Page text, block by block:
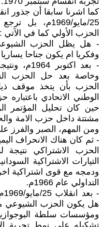
25/مايو/
الحزب الأولي كما في الآتي :
- هل يظل الحزب الشيوعي
وفكريا ام يكون جناحا
- بعد
وخاصة بعد حل الحزب
الحزب بأن يتخذ موقف
الوطني الاتحادي
حين كان تحليل المؤتمر
مشتتة داخل حزب الامة
ومن المهم، الصبر والفرز
- ثم كان هناك الانحراف
الحزب الاشتراكي
التيارات الاشتراكية
ودمجه مع قوى اشتراكية
التداولي عام 1966م.
-
هل يكون الحزب الشيوعي
ومؤسسات سلطة